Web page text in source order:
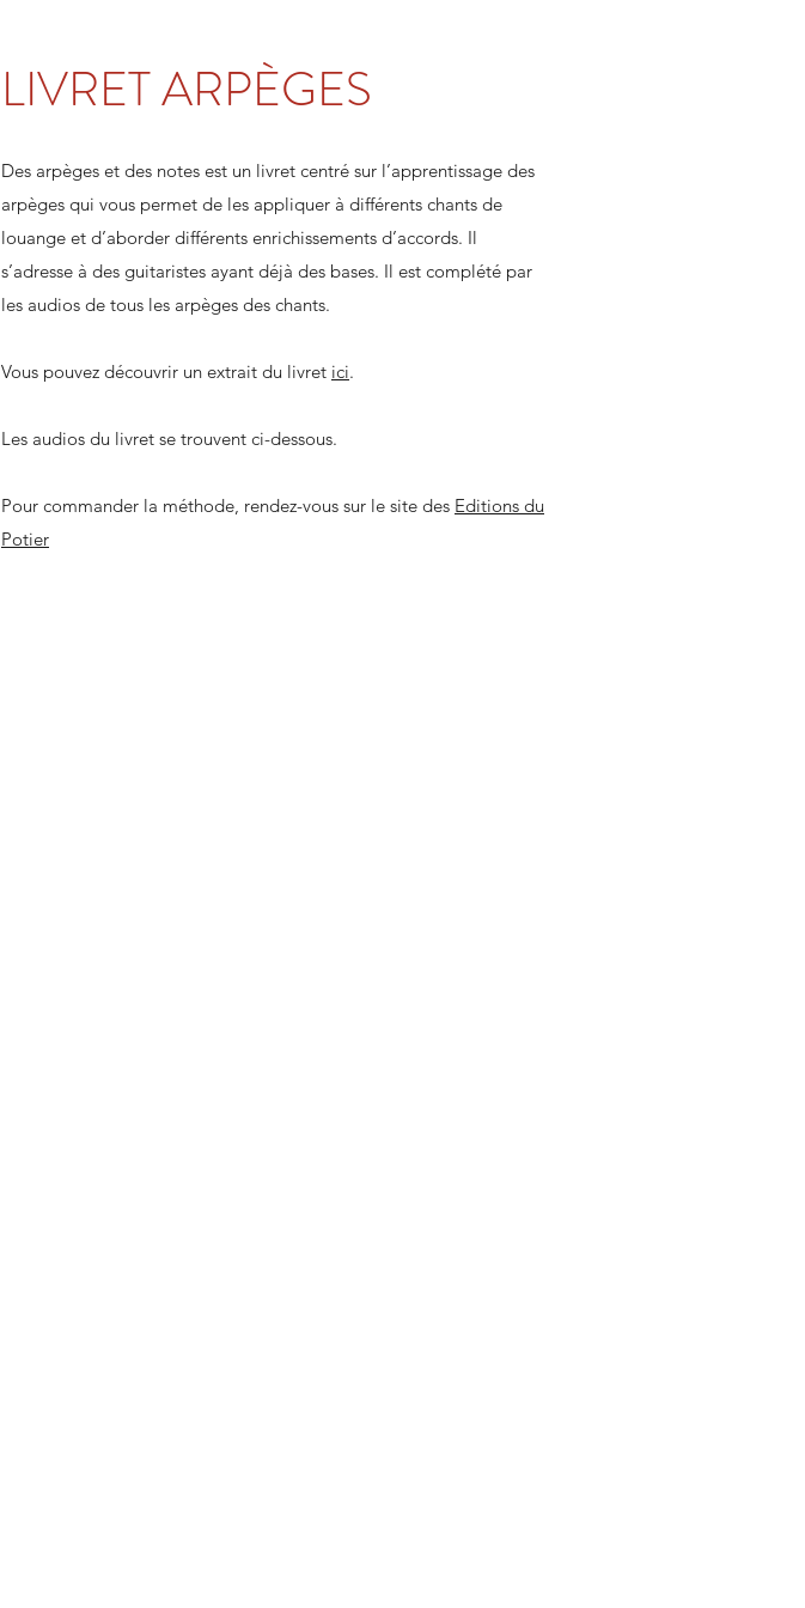
LIVRET ARPÈGES
Des arpèges et des notes est un livret centré sur l’apprentissage des
arpèges qui vous permet de les appliquer à différents chants de
louange et d’aborder différents enrichissements d’accords. Il
s’adresse à des guitaristes ayant déjà des bases. Il est complété par
les audios de tous les arpèges des chants.
Vous pouvez découvrir un extrait du livret ici.
Les audios du livret se trouvent ci-dessous.
Pour commander la méthode, rendez-vous sur le site des Editions du
Potier